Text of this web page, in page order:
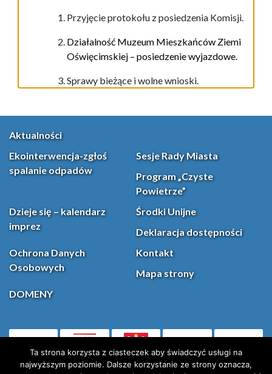
Przyjęcie protokołu z posiedzenia Komisji.
Działalność Muzeum Mieszkańców Ziemi
Oświęcimskiej – posiedzenie wyjazdowe.
Sprawy bieżące i wolne wnioski.
Aktualności
Ekointerwencja-zgłoś
spalanie odpadów
Sesje Rady Miasta
Program „Czyste
Powietrze”
Dzieje się – kalendarz
imprez
Środki Unijne
Deklaracja dostępności
Ochrona Danych
Osobowych
Kontakt
Mapa strony
DOMENY
(otwiera się w nowej karcie)Facebook
Ta strona korzysta z ciasteczek aby świadczyć usługi na
najwyższym poziomie. Dalsze korzystanie ze strony oznacza,